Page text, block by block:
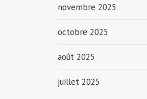
novembre 2025
octobre 2025
août 2025
juillet 2025